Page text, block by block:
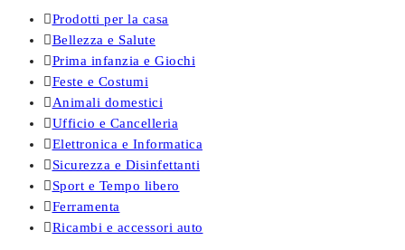
Prodotti per la casa
Bellezza e Salute
Prima infanzia e Giochi
Feste e Costumi
 Animali domestici
Ufficio e Cancelleria
Elettronica e Informatica
 Sicurezza e Disinfettanti
 Sport e Tempo libero
Ferramenta
Ricambi e accessori auto